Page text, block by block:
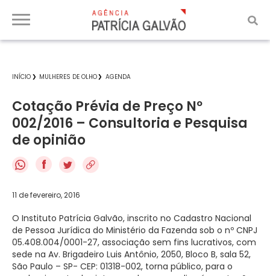
INÍCIO MULHERES DE OLHO AGENDA
Cotação Prévia de Preço Nº
002/2016 – Consultoria e Pesquisa
de opinião
f
11 de fevereiro, 2016
O Instituto Patrícia Galvão, inscrito no Cadastro Nacional
de Pessoa Jurídica do Ministério da Fazenda sob o nº CNPJ
05.408.004/0001-27, associação sem fins lucrativos, com
sede na Av. Brigadeiro Luis Antônio, 2050, Bloco B, sala 52,
São Paulo – SP- CEP: 01318-002, torna público, para o